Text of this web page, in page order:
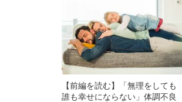
【前編を読む】「無理をしても
誰も幸せにならない」体調不良